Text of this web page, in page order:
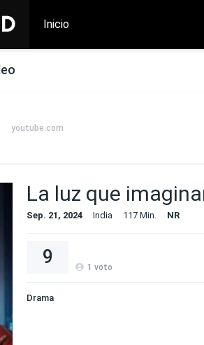
Inicio
youtube.com
La luz que
Sep. 21, 2024 India 117 Min. NR
9 1 voto
Drama